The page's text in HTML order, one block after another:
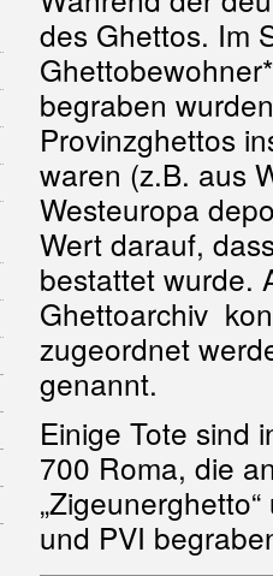
des Ghettos. Im
begraben
Provinzghettos
waren (z.B. aus
Westeuropa
Wert darauf,
bestattet wurde.
Ghettoarchiv
zugeordnet
genannt.
Einige Tote sind
700 Roma, die
und PVI